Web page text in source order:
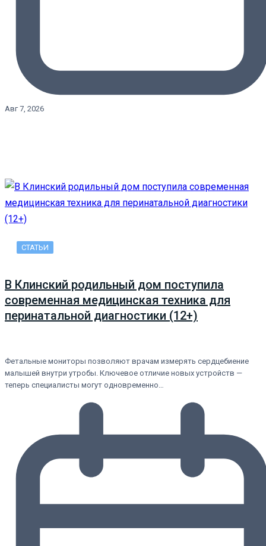
Авг 7, 2026
СТАТЬИ
В Клинский родильный дом поступила
современная медицинская техника для
перинатальной диагностики (12+)
Фетальные мониторы позволяют врачам измерять сердцебиение
малышей внутри утробы. Ключевое отличие новых устройств —
теперь специалисты могут одновременно…